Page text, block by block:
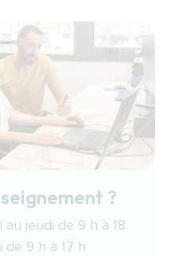
?
jeudi de 9 h à 18
9 h à 17 h